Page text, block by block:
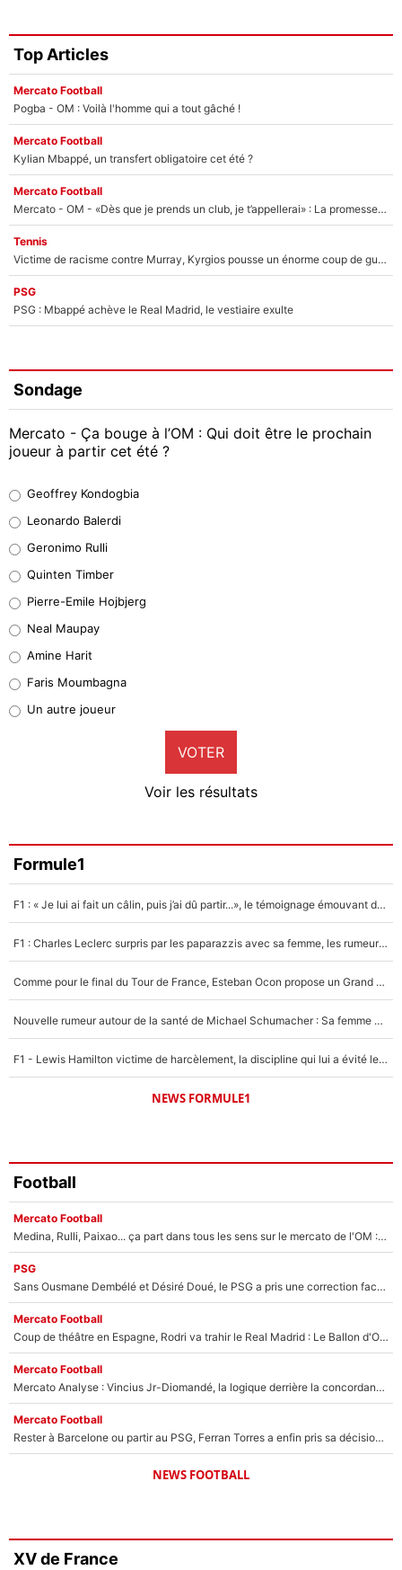
Top Articles
Mercato Football
Pogba - OM : Voilà l'homme qui a tout gâché !
Mercato Football
Kylian Mbappé, un transfert obligatoire cet été ?
Mercato Football
Mercato - OM - «Dès que je prends un club, je t’appellerai» : La promesse de Marcelino au moment de claquer la porte
Tennis
Victime de racisme contre Murray, Kyrgios pousse un énorme coup de gueule !
PSG
PSG : Mbappé achève le Real Madrid, le vestiaire exulte
Sondage
Mercato - Ça bouge à l’OM : Qui doit être le prochain
joueur à partir cet été ?
38%
32%
5%
1%
9%
Faris Moumbagna
5%
Un autre joueur
5%
Geoffrey Kondogbia
Leonardo Balerdi
Geronimo Rulli
Quinten Timber
Pierre-Emile Hojbjerg
Neal Maupay
Amine Harit
Faris Moumbagna
Un autre joueur
VOTER
Voir les résultats
Formule1
F1 : « Je lui ai fait un câlin, puis j’ai dû partir...», le témoignage émouvant de Max Verstappen sur sa fille
F1 : Charles Leclerc surpris par les paparazzis avec sa femme, les rumeurs étaient vraies !
Comme pour le final du Tour de France, Esteban Ocon propose un Grand Prix de Formule 1 à Paris : «Autour de l’Arc de Triomphe, ce serait génial» !
Nouvelle rumeur autour de la santé de Michael Schumacher : Sa femme Corinna sort du silence
F1 - Lewis Hamilton victime de harcèlement, la discipline qui lui a évité le pire : «J'aurais probablement mal tourné»
NEWS FORMULE1
Football
Mercato Football
Medina, Rulli, Paixao... ça part dans tous les sens sur le mercato de l'OM : Frank McCourt va enfin récupérer l'argent qu'il attend ?
PSG
Sans Ousmane Dembélé et Désiré Doué, le PSG a pris une correction face à Majorque : Luis Enrique attend avec impatience des renforts !
Mercato Football
Coup de théâtre en Espagne, Rodri va trahir le Real Madrid : Le Ballon d'Or a choisi de signer au FC Barcelone !
Mercato Football
Mercato Analyse : Vincius Jr-Diomandé, la logique derrière la concordance des temps
Mercato Football
Rester à Barcelone ou partir au PSG, Ferran Torres a enfin pris sa décision : La course contre la montre est lancée !
NEWS FOOTBALL
XV de France